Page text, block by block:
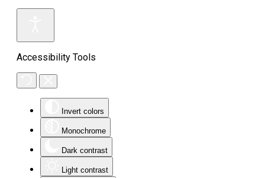
Accessibility Tools
Invert colors
Monochrome
Dark contrast
Light contrast